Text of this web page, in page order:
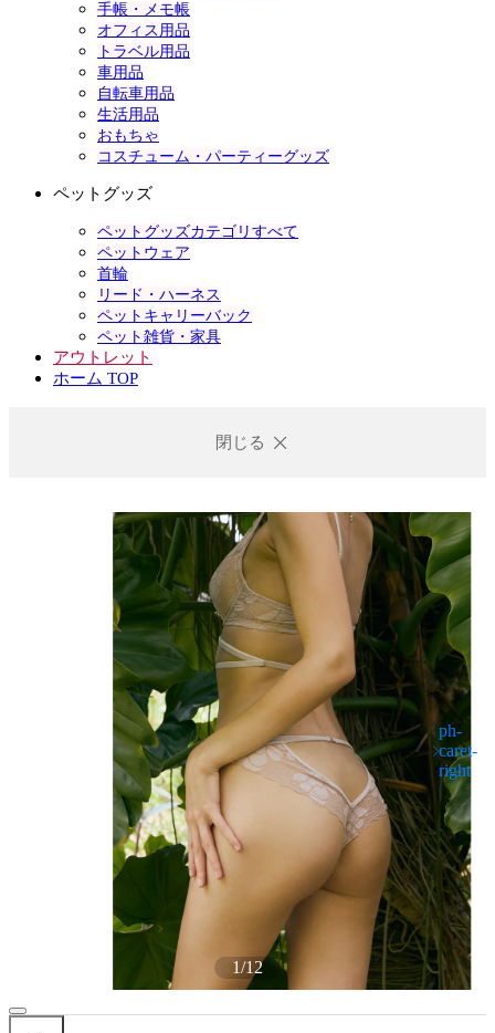
手帳・メモ帳
オフィス用品
トラベル用品
車用品
自転車用品
生活用品
おもちゃ
コスチューム・パーティーグッズ
ペットグッズ
ペットグッズカテゴリすべて
ペットウェア
首輪
リード・ハーネス
ペットキャリーバック
ペット雑貨・家具
アウトレット
ホーム TOP
閉じる
1/12